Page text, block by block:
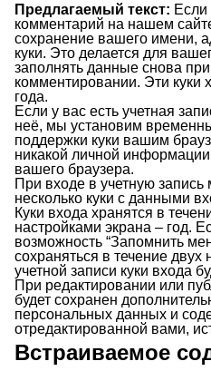
Предлагаемый текст: Если
комментарий на нашем
сохранение вашего имени,
куки. Это делается для
заполнять данные снова
комментировании. Эти куки
года.
Если у вас есть учетная
неё, мы установим
поддержки куки вашим
никакой личной
вашего браузера.
При входе в учетную
несколько куки с данными
Куки входа хранятся в
настройками экрана – год.
возможность “Запомнить
сохраняться в течение
учетной записи куки входа
При редактировании или
будет сохранен
персональных данных и
отредактированной вами,
Встраиваемое